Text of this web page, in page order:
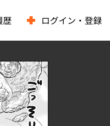
歴 ログイン・登録